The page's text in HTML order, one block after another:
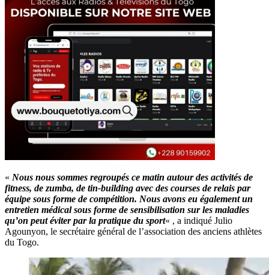
« Nous nous sommes regroupés ce matin autour des activités de
fitness, de zumba, de tin-building avec des courses de relais par
équipe sous forme de compétition. Nous avons eu également un
entretien médical sous forme de sensibilisation sur les maladies
qu’on peut éviter par la pratique du sport« , a indiqué Julio
Agounyon, le secrétaire général de l’association des anciens athlètes
du Togo.